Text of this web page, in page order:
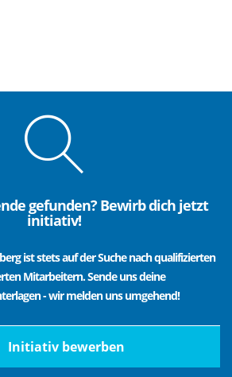
gefunden? Bewirb dich jetzt
initiativ!
ist stets auf der Suche nach qualifizierten
Mitarbeitern. Sende uns deine
- wir melden uns umgehend!
Initiativ bewerben